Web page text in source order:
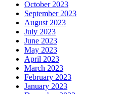
October 2023
September 2023
August 2023
July 2023
June 2023
May 2023
April 2023
March 2023
February 2023
January 2023